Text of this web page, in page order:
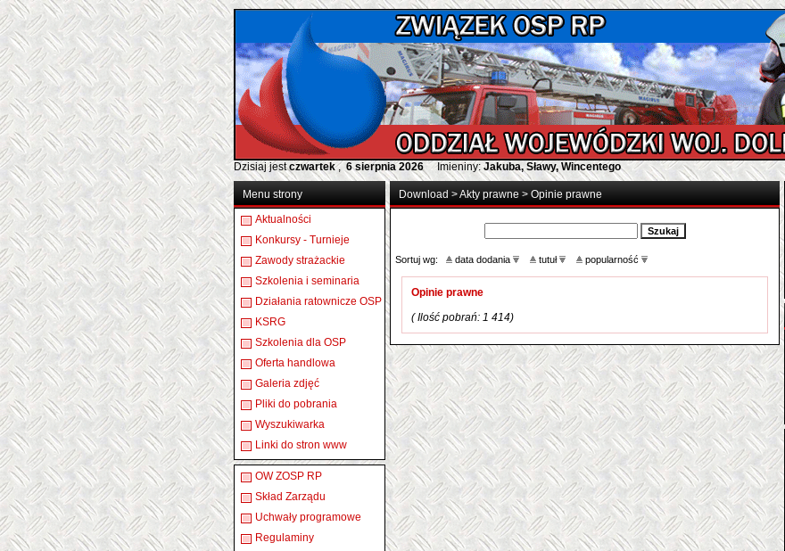
Dzisiaj jestczwartek, 6 sierpnia 2026 Imieniny: Jakuba, Sławy, Wincentego
Menu strony
Aktualności
Konkursy - Turnieje
Zawody strażackie
Szkolenia i seminaria
Działania ratownicze OSP
KSRG
Szkolenia dla OSP
Oferta handlowa
Galeria zdjęć
Pliki do pobrania
Wyszukiwarka
Linki do stron www
OW ZOSP RP
Skład Zarządu
Uchwały programowe
Regulaminy
Download >Akty prawne > Opinie prawne
Sortuj wg: data dodania tutuł popularność
Opinie prawne
( Ilość pobrań: 1 414)